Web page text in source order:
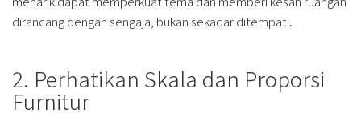
dirancang dengan sengaja, bukan sekadar ditempati.
2. Perhatikan Skala dan Proporsi
Furnitur